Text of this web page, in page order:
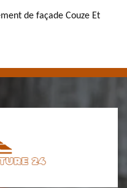
de façade Couze Et